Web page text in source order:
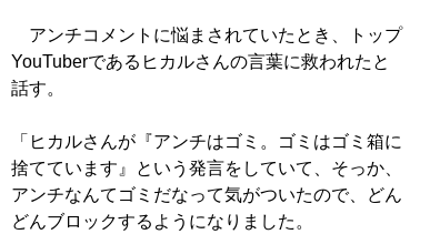
アンチコメントに悩まされていたとき、トップ
YouTuberであるヒカルさんの言葉に救われたと
話す。
「ヒカルさんが『アンチはゴミ。ゴミはゴミ箱に
捨てています』という発言をしていて、そっか、
アンチなんてゴミだなって気がついたので、どん
どんブロックするようになりました。